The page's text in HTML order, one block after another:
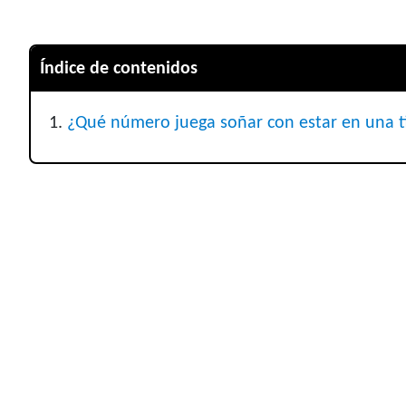
Índice de contenidos
¿Qué número juega soñar con estar en una